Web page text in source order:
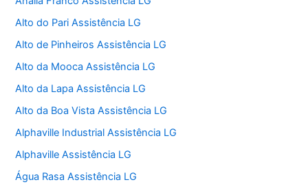
Alto do Pari Assistência LG
Alto de Pinheiros Assistência LG
Alto da Mooca Assistência LG
Alto da Lapa Assistência LG
Alto da Boa Vista Assistência LG
Alphaville Industrial Assistência LG
Alphaville Assistência LG
Água Rasa Assistência LG